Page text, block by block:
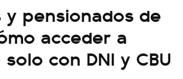
y pensionados de
acceder a
solo con DNI y CBU